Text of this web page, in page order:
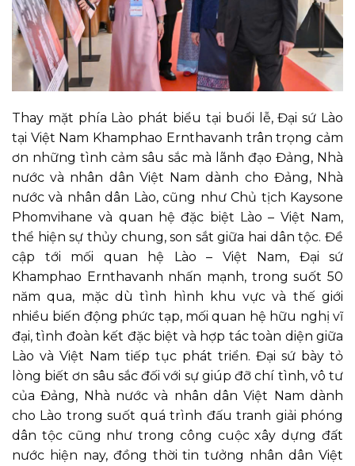
Thay mặt phía Lào phát biểu tại buổi lễ, Đại sứ Lào
tại Việt Nam Khamphao Ernthavanh trân trọng cảm
ơn những tình cảm sâu sắc mà lãnh đạo Đảng, Nhà
nước và nhân dân Việt Nam dành cho Đảng, Nhà
nước và nhân dân Lào, cũng như Chủ tịch Kaysone
Phomvihane và quan hệ đặc biệt Lào – Việt Nam,
thể hiện sự thủy chung, son sắt giữa hai dân tộc. Đề
cập tới mối quan hệ Lào – Việt Nam, Đại sứ
Khamphao Ernthavanh nhấn mạnh, trong suốt 50
năm qua, mặc dù tình hình khu vực và thế giới
nhiều biến động phức tạp, mối quan hệ hữu nghị vĩ
đại, tình đoàn kết đặc biệt và hợp tác toàn diện giữa
Lào và Việt Nam tiếp tục phát triển. Đại sứ bày tỏ
lòng biết ơn sâu sắc đối với sự giúp đỡ chí tình, vô tư
của Đảng, Nhà nước và nhân dân Việt Nam dành
cho Lào trong suốt quá trình đấu tranh giải phóng
dân tộc cũng như trong công cuộc xây dựng đất
nước hiện nay, đồng thời tin tưởng nhân dân Việt